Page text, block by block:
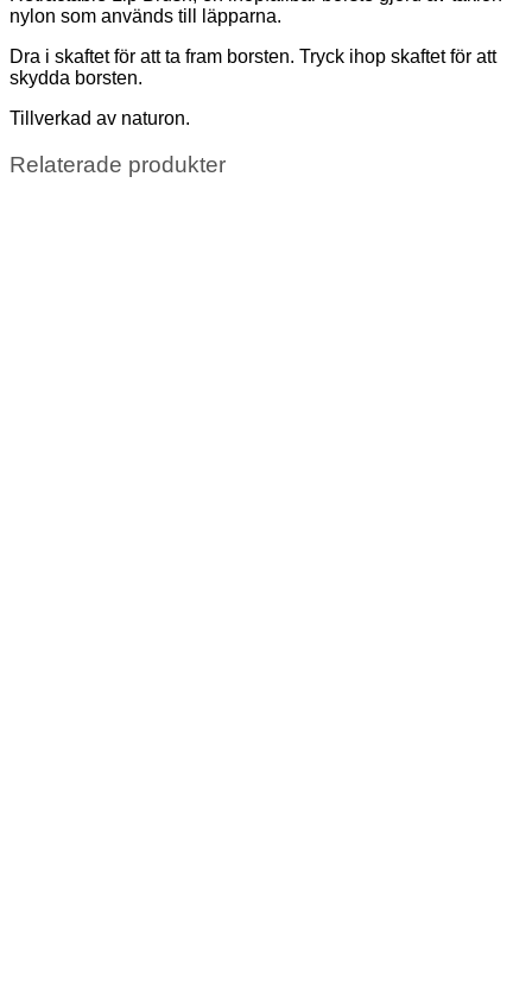
nylon som används till läpparna.
Dra i skaftet för att ta fram borsten. Tryck ihop skaftet för att
skydda borsten.
Tillverkad av naturon.
Relaterade produkter